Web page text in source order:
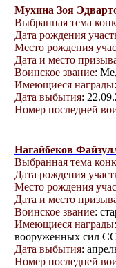
Мухина Зоя
Выбранная тема
Дата рождения
Место рождения
Дата и место
Воинское звание:
Имеющиеся награды
Дата выбытия:
Номер последней
Нагайбеков
Выбранная тема
Дата рождения
Место рождения
Дата и место
Воинское звание:
Имеющиеся награды
вооруженных сил
Дата выбытия:
Номер последней